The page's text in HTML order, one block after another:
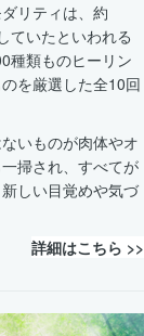
リティは、約
ていたといわれる
種類ものヒーリン
を厳選した全10回
いものが肉体やオ
掃され、すべてが
しい目覚めや気づ
詳細はこちら >>